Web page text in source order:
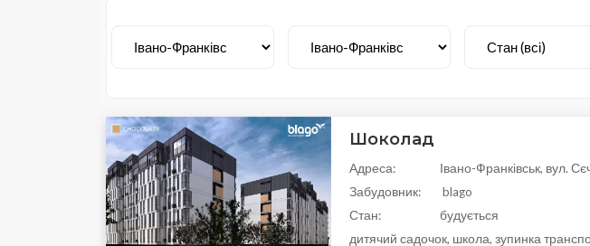
Шоколад
Адреса:
Івано-Франківськ, вул.
Забудовник:
blago
Стан:
будується
дитячий садочок, школа, зупинка